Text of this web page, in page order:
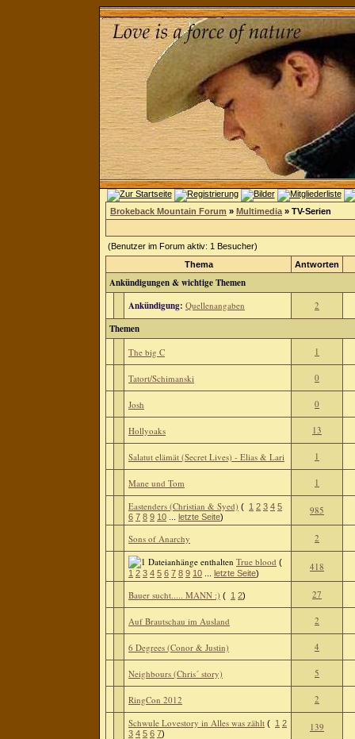
Brokeback Mountain Forum » Multimedia » TV-Serien
(Benutzer im Forum aktiv: 1 Besucher)
Thema
Antworten
Ankündigungen & wichtige Themen
Ankündigung: Quellenangaben 2
Themen
The big C 1
Tatort/Schimanski 0
Josh 0
Hollyoaks 13
Salatut elämät (Secret Lives) - Elias & Lari 1
Mane und Tom
1
Eastenders (Christian & Syed) ( 1 2 3 4 5
6 7 8 9 10 letzte Seite)
985
Sons of Anarchy
2
True blood (
1 2 3 4 5 6 7 8 9 10 letzte Seite)
418
Bauer sucht..... MANN :) ( 1 2) 27
Auf Brautschau im Ausland 2
6 Degrees (Conor & Justin) 4
Neighbours (Chris´ story) 5
RingCon 2012
2
Schwule Lovestory in Alles was zählt ( 1 2
3 4 5 6 7)
139